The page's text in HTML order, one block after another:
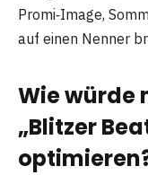
Promi‑Image,
auf einen Nenner
Wie würde
„Blitzer